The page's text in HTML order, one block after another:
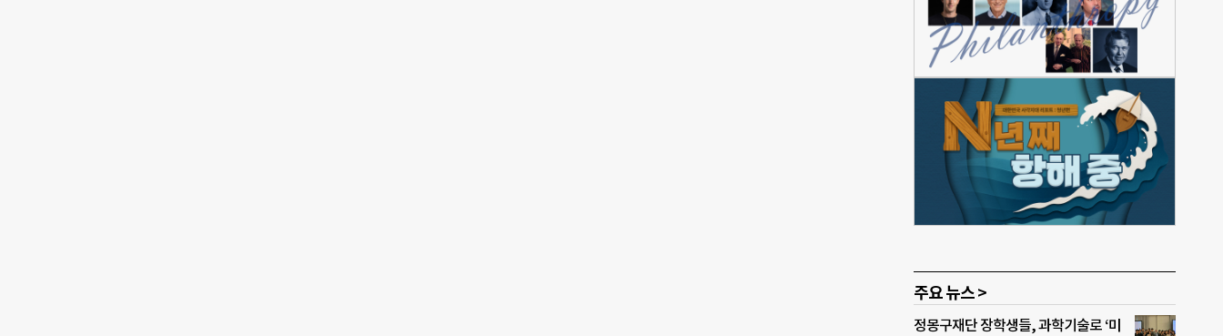
주요 뉴스 >
정몽구재단 장학생들, 과학기술로 ‘미